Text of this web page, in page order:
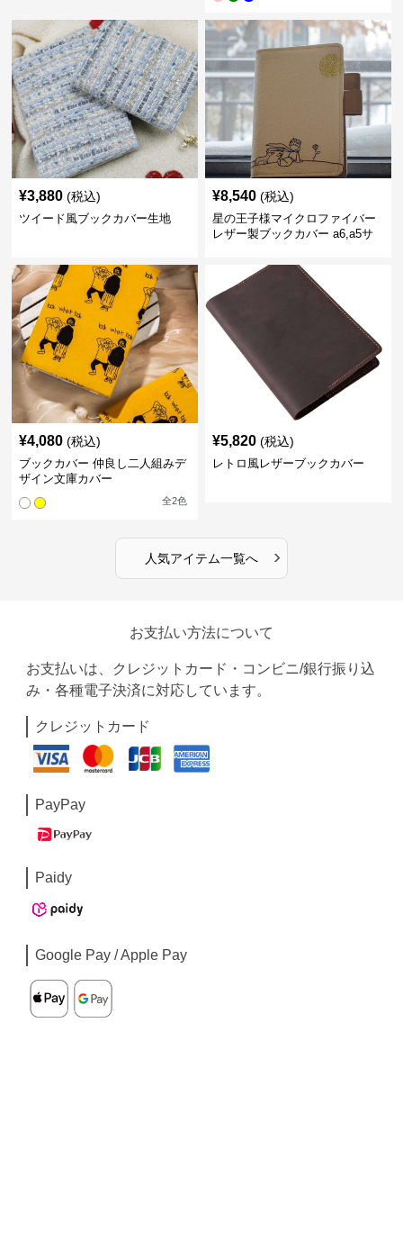
¥3,880 (税込)
ツイード風ブックカバー生地
¥8,540 (税込)
星の王子様マイクロファイバー
レザー製ブックカバー a6,a5サ
¥4,080 (税込)
ブックカバー 仲良し二人組みデ
ザイン文庫カバー
全2色
¥5,820 (税込)
レトロ風レザーブックカバー
人気アイテム一覧へ ›
お支払い方法について
お支払いは、クレジットカード・コンビニ/銀行振り込
み・各種電子決済に対応しています。
クレジットカード
PayPay
Paidy
Google Pay / Apple Pay